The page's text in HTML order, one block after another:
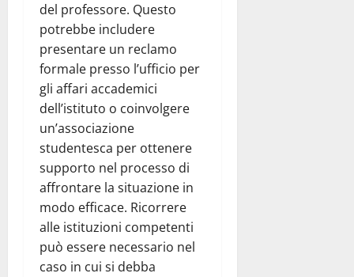
del professore. Questo
potrebbe includere
presentare un reclamo
formale presso l’ufficio per
gli affari accademici
dell’istituto o coinvolgere
un’associazione
studentesca per ottenere
supporto nel processo di
affrontare la situazione in
modo efficace. Ricorrere
alle istituzioni competenti
può essere necessario nel
caso in cui si debba